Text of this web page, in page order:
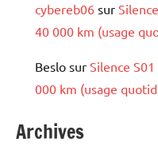
cybereb06 sur
40 000 km (usage
Beslo sur Silence
000 km (usage
Archives